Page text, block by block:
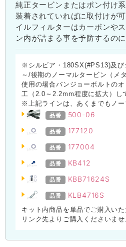
純正タービンまたはポン付け
装着されていればに取付けが
イルフィルターはカーボンや
ン内が詰まる事を予防するの
※シルビア・180SX(#PS13)及
～/後期のノーマルタービン（メ
使用の場合バンジョーボルトの
工（2.0～2.2mm程度に拡大）し
※上記ラインは、あくまでもノー
品番 500-06
品番 177120
品番 177004
品番 KB412
品番 KBB71624S
品番 KLB4716S
キット内商品を単品でご購入い
リンク先よりご購入くださいませ